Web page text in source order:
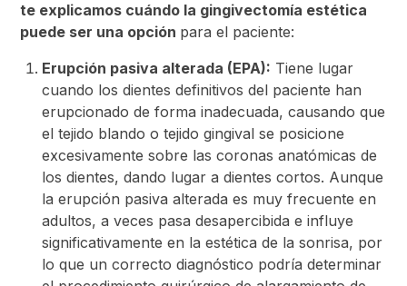
te explicamos cuándo la gingivectomía estética
puede ser una opción para el paciente:
Erupción pasiva alterada (EPA): Tiene lugar
cuando los dientes definitivos del paciente han
erupcionado de forma inadecuada, causando que
el tejido blando o tejido gingival se posicione
excesivamente sobre las coronas anatómicas de
los dientes, dando lugar a dientes cortos. Aunque
la erupción pasiva alterada es muy frecuente en
adultos, a veces pasa desapercibida e influye
significativamente en la estética de la sonrisa, por
lo que un correcto diagnóstico podría determinar